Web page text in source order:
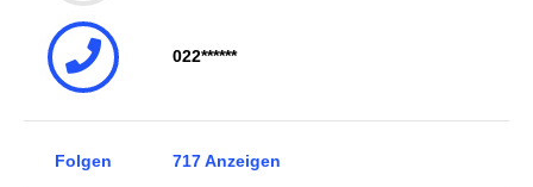
022******
Folgen 717Anzeigen